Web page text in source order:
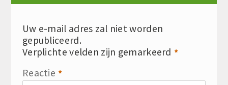
Uw e-mail adres zal niet worden
gepubliceerd.
Verplichte velden zijn gemarkeerd *
Reactie *